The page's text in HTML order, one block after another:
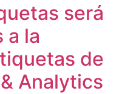
será
a la
de
Analytics